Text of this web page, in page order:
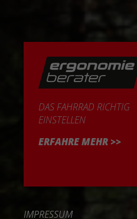
DAS FAHRRAD RICHTIG
EINSTELLEN
ERFAHRE MEHR >>
IMPRESSUM